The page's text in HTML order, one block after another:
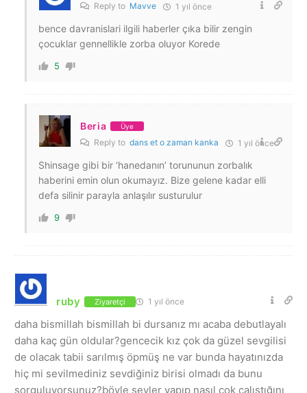
Reply to Mavve 1 yıl önce
bence davranislari ilgili haberler çıka bilir zengin
çocuklar gennellikle zorba oluyor Korede
5
Beria Üye
Reply to dans et o zaman kanka 1 yıl önce
Shinsage gibi bir ‘hanedanın’ torununun zorbalık
haberini emin olun okumayız. Bize gelene kadar elli
defa silinir parayla anlaşılır susturulur
9
ruby Ziyaretçi 1 yıl önce
daha bismillah bismillah bi dursanız mı acaba debutlayalı
daha kaç gün oldular?gencecik kız çok da güzel sevgilisi
de olacak tabii sarılmış öpmüş ne var bunda hayatınızda
hiç mi sevilmediniz sevdiğiniz birisi olmadı da bunu
sorguluyorsunuz?böyle şeyler yapıp nasıl çok çalıştığını